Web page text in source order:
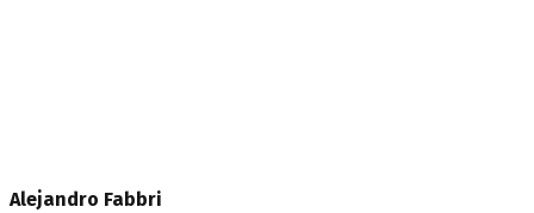
Alejandro Fabbri